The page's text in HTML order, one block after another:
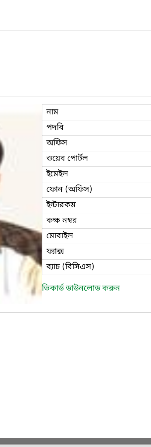
নাম
পদবি
অফিস
ওয়েব পোর্টল
ইমেইল
ফোন (অফিস)
ইন্টারকম
কক্ষ নম্বর
মোবাইল
ফ্যাক্স
ব্যাচ (বিসিএস)
ভিকার্ড ডাউনলোড করুন